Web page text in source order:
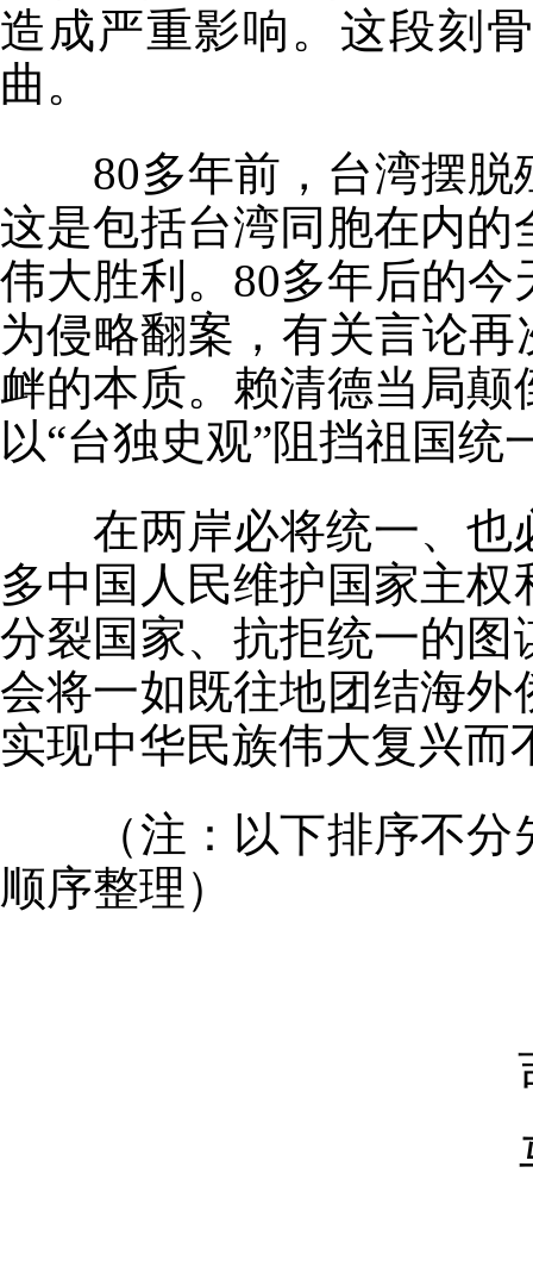
造成严重影响。这段刻
曲。
80多年前，台湾摆脱
这是包括台湾同胞在内
伟大胜利。80多年后的
为侵略翻案，有关言论
衅的本质。赖清德当局
以“台独史观”阻挡祖国
在两岸必将统一、也
多中国人民维护国家主
分裂国家、抗拒统一的
会将一如既往地团结海
实现中华民族伟大复兴而
（注：以下排序不分
顺序整理）
吉
马